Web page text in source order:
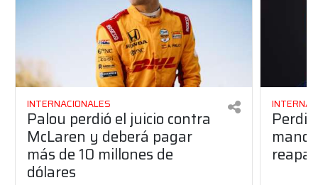
INTERNACIONALES
Palou perdió el juicio contra
McLaren y deberá pagar
más de 10 millones de
dólares